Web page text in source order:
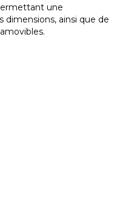
une
dimensions, ainsi que de